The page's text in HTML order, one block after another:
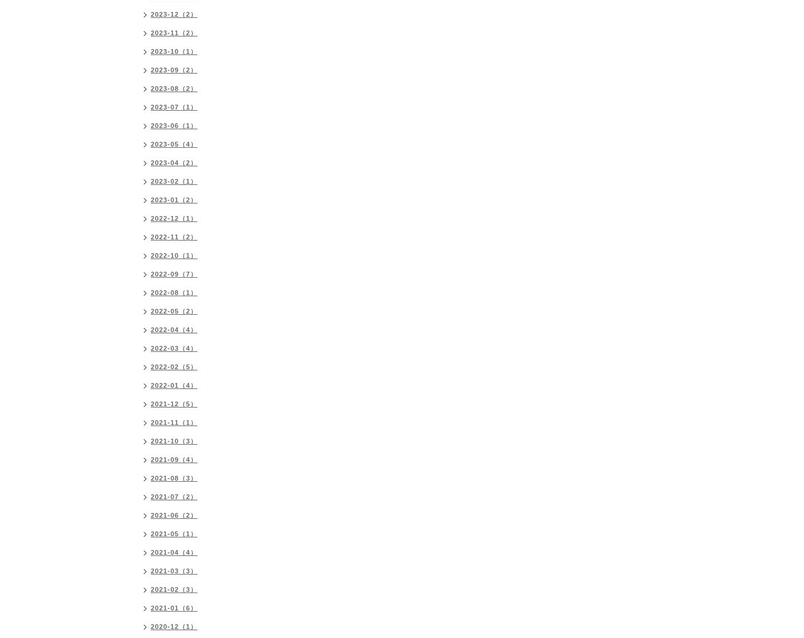
2023-12（2）
2023-11（2）
2023-10（1）
2023-09（2）
2023-08（2）
2023-07（1）
2023-06（1）
2023-05（4）
2023-04（2）
2023-02（1）
2023-01（2）
2022-12（1）
2022-11（2）
2022-10（1）
2022-09（7）
2022-08（1）
2022-05（2）
2022-04（4）
2022-03（4）
2022-02（5）
2022-01（4）
2021-12（5）
2021-11（1）
2021-10（3）
2021-09（4）
2021-08（3）
2021-07（2）
2021-06（2）
2021-05（1）
2021-04（4）
2021-03（3）
2021-02（3）
2021-01（6）
2020-12（1）